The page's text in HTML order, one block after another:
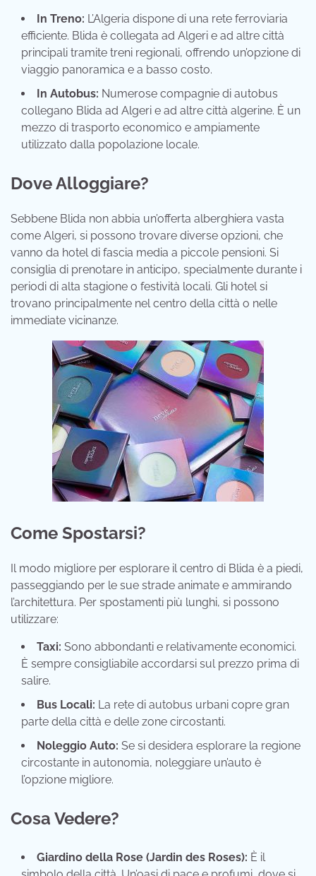
In Treno: L’Algeria dispone di una rete ferroviaria
efficiente. Blida è collegata ad Algeri e ad altre città
principali tramite treni regionali, offrendo un’opzione di
viaggio panoramica e a basso costo.
In Autobus: Numerose compagnie di autobus
collegano Blida ad Algeri e ad altre città algerine. È un
mezzo di trasporto economico e ampiamente
utilizzato dalla popolazione locale.
Dove Alloggiare?
Sebbene Blida non abbia un’offerta alberghiera vasta
come Algeri, si possono trovare diverse opzioni, che
vanno da hotel di fascia media a piccole pensioni. Si
consiglia di prenotare in anticipo, specialmente durante i
periodi di alta stagione o festività locali. Gli hotel si
trovano principalmente nel centro della città o nelle
immediate vicinanze.
Come Spostarsi?
Il modo migliore per esplorare il centro di Blida è a piedi,
passeggiando per le sue strade animate e ammirando
l’architettura. Per spostamenti più lunghi, si possono
utilizzare:
Taxi: Sono abbondanti e relativamente economici.
È sempre consigliabile accordarsi sul prezzo prima di
salire.
Bus Locali: La rete di autobus urbani copre gran
parte della città e delle zone circostanti.
Noleggio Auto: Se si desidera esplorare la regione
circostante in autonomia, noleggiare un’auto è
l’opzione migliore.
Cosa Vedere?
Giardino della Rose (Jardin des Roses): È il